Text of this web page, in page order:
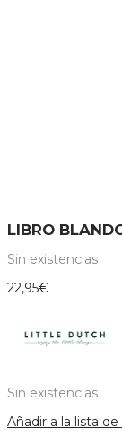
LIBRO
Sin existencias
22,95€
Sin existencias
Añadir a la lista